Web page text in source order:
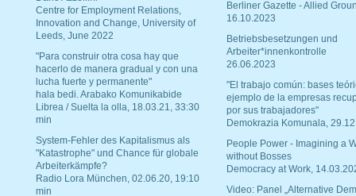
Centre for Employment Relations,
Innovation and Change, University of
Leeds, June 2022
"Para construir otra cosa hay que
hacerlo de manera gradual y con una
lucha fuerte y permanente"
hala bedi. Arabako Komunikabide
Librea / Suelta la olla, 18.03.21, 33:30
min
System-Fehler des Kapitalismus als
"Katastrophe" und Chance für globale
Arbeiterkämpfe?
Radio Lora München, 02.06.20, 19:10
min
Berliner Gazette - Allied
16.10.2023
Betriebsbesetzungen und
Arbeiter*innenkontrolle
26.06.2023
"El trabajo común: bases
ejemplo de la empresas
por sus trabajadores"
Demokrazia Komunala,
People Power - Imagining a
without Bosses
Democracy at Work,
Video: Panel „Alternative